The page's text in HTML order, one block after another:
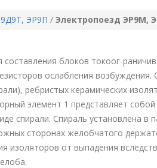
ЭР9П / Электропоезд ЭР9М,
блоков токоог-
ослабления возбуждения.
ребристых керамических
элемент 1 представляет
спирали. Спираль установлена в
сторонах желобчатого
изоляторов от выпадения